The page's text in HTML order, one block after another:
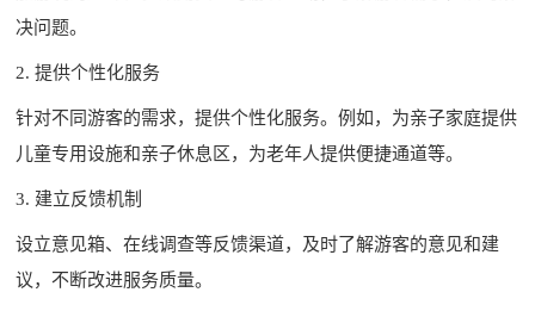
决问题。
2. 提供个性化服务
针对不同游客的需求，提供个性化服务。例如，为亲子家庭提供
儿童专用设施和亲子休息区，为老年人提供便捷通道等。
3. 建立反馈机制
设立意见箱、在线调查等反馈渠道，及时了解游客的意见和建
议，不断改进服务质量。